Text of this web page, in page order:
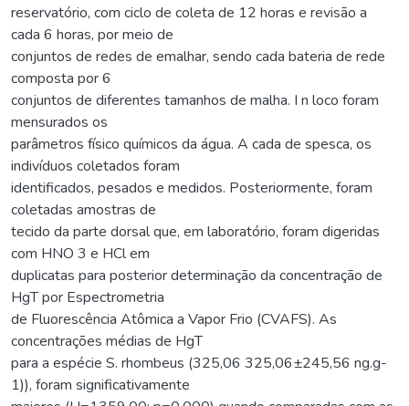
reservatório, com ciclo de coleta de 12 horas e revisão a
cada 6 horas, por meio de
conjuntos de redes de emalhar, sendo cada bateria de rede
composta por 6
conjuntos de diferentes tamanhos de malha. I n loco foram
mensurados os
parâmetros físico químicos da água. A cada de spesca, os
indivíduos coletados foram
identificados, pesados e medidos. Posteriormente, foram
coletadas amostras de
tecido da parte dorsal que, em laboratório, foram digeridas
com HNO 3 e HCl em
duplicatas para posterior determinação da concentração de
HgT por Espectrometria
de Fluorescência Atômica a Vapor Frio (CVAFS). As
concentrações médias de HgT
para a espécie S. rhombeus (325,06 325,06±245,56 ng.g-
1)), foram significativamente